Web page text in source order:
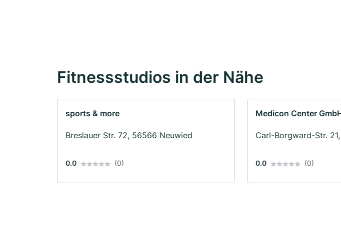
Fitnessstudios in der Nähe
sports & more
Breslauer Str. 72, 56566 Neuwied
0.0 (0)
Medicon Center
Carl-Borgward-Str.
0.0 (0)